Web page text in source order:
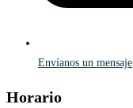
Envíanos un mensaje
Horario